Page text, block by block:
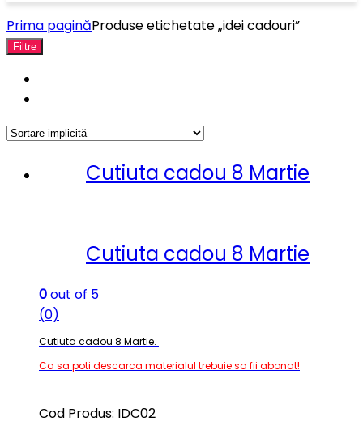
Prima paginăProduse etichetate „idei cadouri”
Filtre
Cutiuta cadou 8 Martie
Cutiuta cadou 8 Martie
0out of 5
(0)
Cutiuta cadou 8 Martie.
Ca sa poti descarca materialul trebuie sa fii abonat!
Cod Produs: IDC02